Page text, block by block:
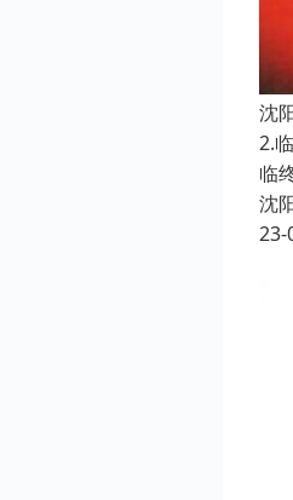
沈
2.
临
沈
23-